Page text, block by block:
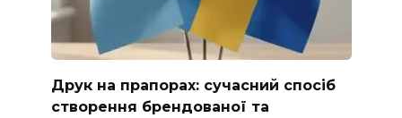
Друк на прапорах: сучасний спосіб
створення брендованої та